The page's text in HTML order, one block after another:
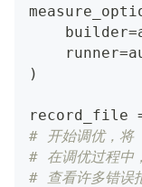
    builder
=
    runner
=
)
record_file
# 开始调优，
# 在调优过程中
# 查看许多错误